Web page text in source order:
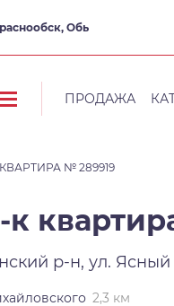
Обь
ПРОДАЖА
№ 289919
р-н, ул. Ясный
2,3 км